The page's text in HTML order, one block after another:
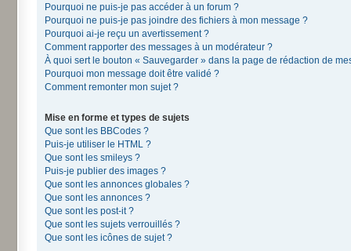
Pourquoi ne puis-je pas accéder à un forum ?
Pourquoi ne puis-je pas joindre des fichiers à mon message ?
Pourquoi ai-je reçu un avertissement ?
Comment rapporter des messages à un modérateur ?
À quoi sert le bouton « Sauvegarder » dans la page de rédaction de
Pourquoi mon message doit être validé ?
Comment remonter mon sujet ?
Mise en forme et types de sujets
Que sont les BBCodes ?
Puis-je utiliser le HTML ?
Que sont les smileys ?
Puis-je publier des images ?
Que sont les annonces globales ?
Que sont les annonces ?
Que sont les post-it ?
Que sont les sujets verrouillés ?
Que sont les icônes de sujet ?